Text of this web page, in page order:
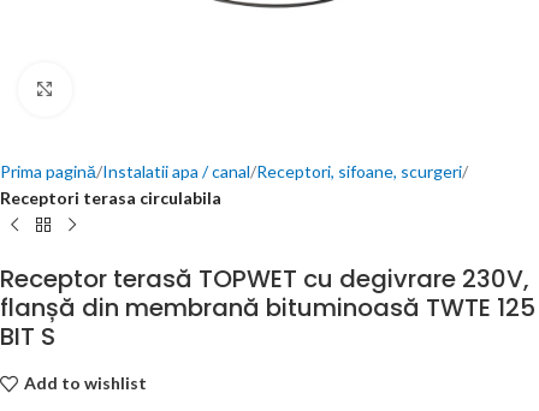
Prima pagină Instalatii apa / canal Receptori, sifoane, scurgeri
Receptori terasa circulabila
Receptor terasă TOPWET cu degivrare 230V,
flanșă din membrană bituminoasă TWTE 125
BIT S
Add to wishlist